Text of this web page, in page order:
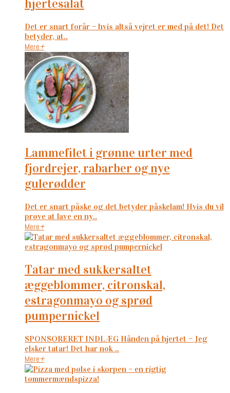
hjertesalat
Det er snart forår – hvis altså vejret er med på det! Det
betyder, at..
Mere+
lammefilet i grønne urter med
fjordrejer, rabarber og nye
gulerødder
Det er snart påske og det betyder påskelam! Hvis du vil
prøve at lave en ny..
Mere+
tatar med sukkersaltet
æggeblommer, citronskal,
estragonmayo og sprød
pumpernickel
SPONSORERET INDLÆG Hånden på hjertet – Jeg
elsker tatar! Det har nok ..
Mere+